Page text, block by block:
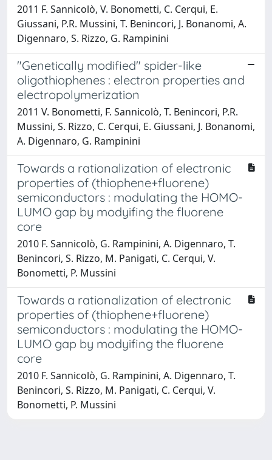
2011 F. Sannicolò, V. Bonometti, C. Cerqui, E.
Giussani, P.R. Mussini, T. Benincori, J. Bonanomi, A.
Digennaro, S. Rizzo, G. Rampinini
"Genetically modified" spider-like
oligothiophenes : electron properties and
electropolymerization
2011 V. Bonometti, F. Sannicolò, T. Benincori, P.R.
Mussini, S. Rizzo, C. Cerqui, E. Giussani, J. Bonanomi,
A. Digennaro, G. Rampinini
Towards a rationalization of electronic
properties of (thiophene+fluorene)
semiconductors : modulating the HOMO-
LUMO gap by modyifing the fluorene
core
2010 F. Sannicolò, G. Rampinini, A. Digennaro, T.
Benincori, S. Rizzo, M. Panigati, C. Cerqui, V.
Bonometti, P. Mussini
Towards a rationalization of electronic
properties of (thiophene+fluorene)
semiconductors : modulating the HOMO-
LUMO gap by modyifing the fluorene
core
2010 F. Sannicolò, G. Rampinini, A. Digennaro, T.
Benincori, S. Rizzo, M. Panigati, C. Cerqui, V.
Bonometti, P. Mussini